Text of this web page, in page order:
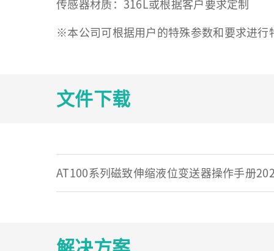
传感器材质：316L或根据客户要求定制
※本公司可根据用户的特殊参数和要求进行
文件下载
AT100系列磁致伸缩液位变送器操作手册
解决方案